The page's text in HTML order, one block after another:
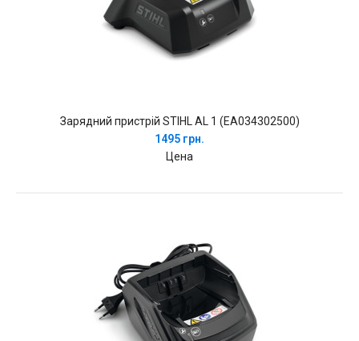
Зарядний пристрій STIHL AL 1 (EA034302500)
1495 грн.
Цена